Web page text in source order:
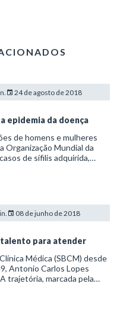
24 de agosto de 2018
epidemia da doença
de homens e mulheres
Organização Mundial da
de sífilis adquirida,
08 de junho de 2018
talento para atender
Médica (SBCM) desde
Antonio Carlos Lopes
trajetória, marcada pela
de São Paulo”,